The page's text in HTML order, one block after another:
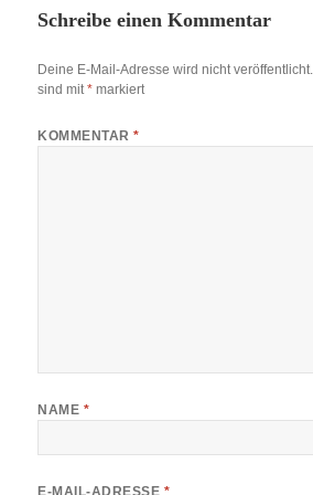
Schreibe einen Kommentar
Deine E-Mail-Adresse wird nicht veröffentlicht.
sind mit* markiert
KOMMENTAR*
NAME *
E-MAIL-ADRESSE *